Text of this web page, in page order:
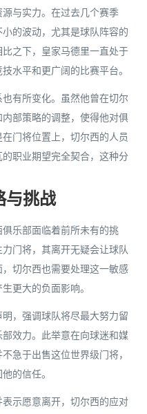
与实力。在过去几个赛季
的波动，尤其是球队阵容的
之下，皇家马德里一直处于
水平和更广阔的比赛平台。
有所变化。虽然他曾在切尔
部策略的调整，使得他对俱
门将位置上，切尔西的人员
职业期望完全契合，这种分
与挑战
乐部面临着前所未有的挑
门将，其离开无疑会让球队
切尔西也需要处理这一敏感
更大的负面影响。
，强调球队将尽最大努力留
效力。此举意在向球迷和媒
急于出售这位世界级门将，
的信任。
示愿意离开，切尔西的应对